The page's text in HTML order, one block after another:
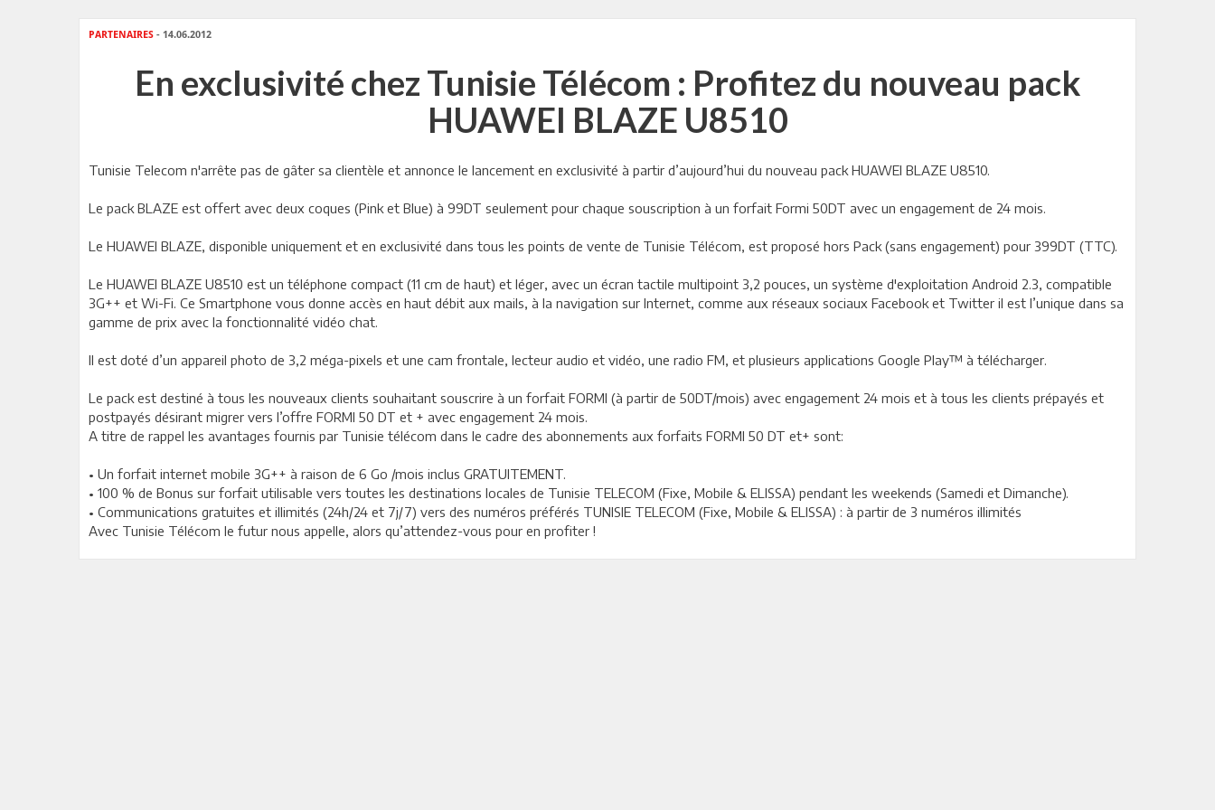
PARTENAIRES - 14.06.2012
En exclusivité chez Tunisie Télécom : Profitez du nouveau pack
HUAWEI BLAZE U8510
Tunisie Telecom n'arrête pas de gâter sa clientèle et annonce le lancement en exclusivité à partir d’aujourd’hui du nouveau pack HUAWEI BLAZE U8510.
Le pack BLAZE est offert avec deux coques (Pink et Blue) à 99DT seulement pour chaque souscription à un forfait Formi 50DT avec un engagement de 24 mois.
Le HUAWEI BLAZE, disponible uniquement et en exclusivité dans tous les points de vente de Tunisie Télécom, est proposé hors Pack (sans engagement) pour 399DT (TTC).
Le HUAWEI BLAZE U8510 est un téléphone compact (11 cm de haut) et léger, avec un écran tactile multipoint 3,2 pouces, un système d'exploitation Android 2.3, compatible
3G++ et Wi-Fi. Ce Smartphone vous donne accès en haut débit aux mails, à la navigation sur Internet, comme aux réseaux sociaux Facebook et Twitter il est l’unique dans sa
gamme de prix avec la fonctionnalité vidéo chat.
Il est doté d’un appareil photo de 3,2 méga-pixels et une cam frontale, lecteur audio et vidéo, une radio FM, et plusieurs applications Google Play™ à télécharger.
Le pack est destiné à tous les nouveaux clients souhaitant souscrire à un forfait FORMI (à partir de 50DT/mois) avec engagement 24 mois et à tous les clients prépayés et
postpayés désirant migrer vers l’offre FORMI 50 DT et + avec engagement 24 mois.
A titre de rappel les avantages fournis par Tunisie télécom dans le cadre des abonnements aux forfaits FORMI 50 DT et+ sont:
• Un forfait internet mobile 3G++ à raison de 6 Go /mois inclus GRATUITEMENT.
• 100 % de Bonus sur forfait utilisable vers toutes les destinations locales de Tunisie TELECOM (Fixe, Mobile & ELISSA) pendant les weekends (Samedi et Dimanche).
• Communications gratuites et illimités (24h/24 et 7j/7) vers des numéros préférés TUNISIE TELECOM (Fixe, Mobile & ELISSA) : à partir de 3 numéros illimités
Avec Tunisie Télécom le futur nous appelle, alors qu’attendez-vous pour en profiter !